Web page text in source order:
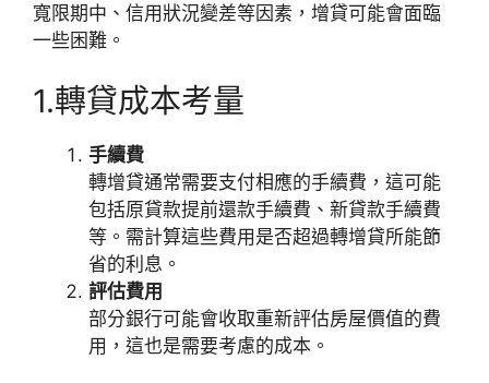
寬限期中、信用狀況變差等因素，增貸可能會面臨
一些困難。
1.轉貸成本考量
手續費
轉增貸通常需要支付相應的手續費，這可能
包括原貸款提前還款手續費、新貸款手續費
等。需計算這些費用是否超過轉增貸所能節
省的利息。
評估費用
部分銀行可能會收取重新評估房屋價值的費
用，這也是需要考慮的成本。